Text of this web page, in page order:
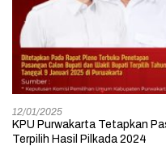
12/01/2025
KPU Purwakarta Tetapkan
Terpilih Hasil Pilkada 2024